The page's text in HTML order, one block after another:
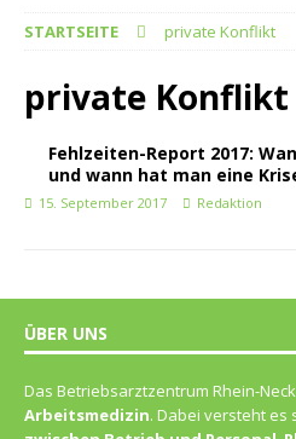
STARTSEITE private Konflikt
private Konflikt
Fehlzeiten-Report 2017:
und wann hat man eine
15. September 2017 Redaktion
ÜBER UNS
Das Betriebsarztzentrum Rhein-
Arbeitsmedizin. Dabei versteht es